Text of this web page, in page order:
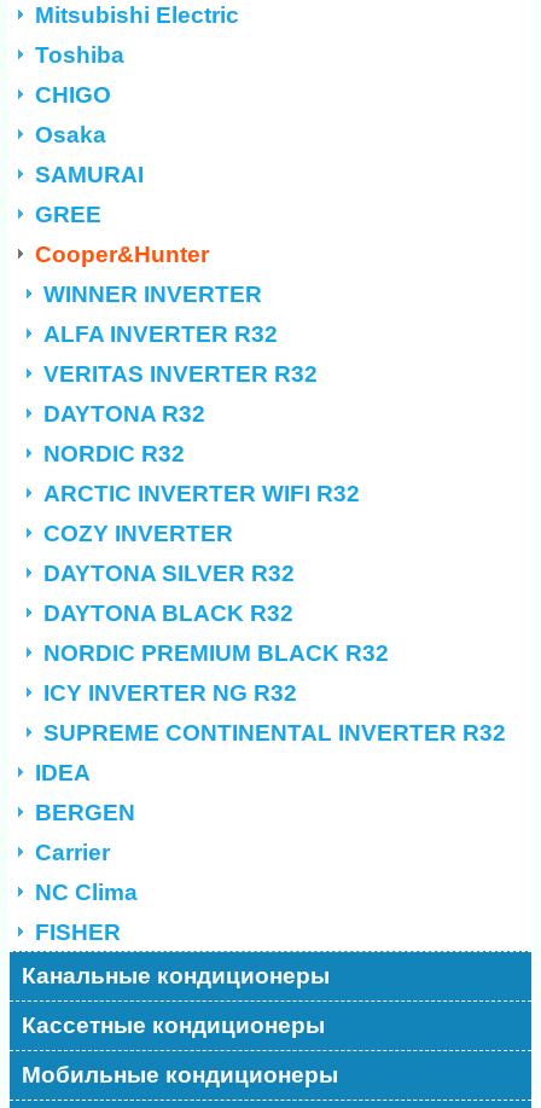
Mitsubishi Electric
Toshiba
CHIGO
Osaka
SAMURAI
GREE
Cooper&Hunter
WINNER INVERTER
ALFA INVERTER R32
VERITAS INVERTER R32
DAYTONA R32
NORDIC R32
ARCTIC INVERTER WIFI R32
COZY INVERTER
DAYTONA SILVER R32
DAYTONA BLACK R32
NORDIC PREMIUM BLACK R32
ICY INVERTER NG R32
SUPREME CONTINENTAL INVERTER R32
IDEA
BERGEN
Carrier
NC Clima
FISHER
Канальные кондиционеры
Кассетные кондиционеры
Мобильные кондиционеры